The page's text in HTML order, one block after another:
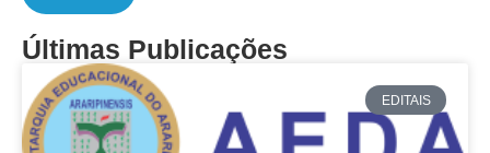
Últimas Publicações
EDITAIS